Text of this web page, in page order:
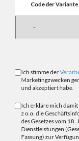
Code der Variante
Ich stimme der
Marketingzwecken
und akzeptiert habe.
Ich erkläre mich damit
z o.o. die
des Gesetzes vom
Dienstleistungen
Fassung) zur